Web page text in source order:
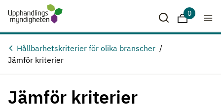
Hoppa till huvudinnehåll
Sparade
0
Hållbarhetskriterier för olika branscher
Jämför kriterier
Jämför kriterier